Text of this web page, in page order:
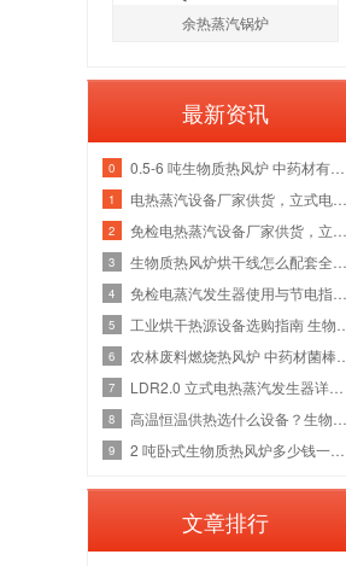
余热蒸汽锅炉
最新资讯
0
1
2
3
4
5
6
7
8
9
文章排行